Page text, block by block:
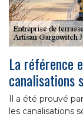
La référence
canalisations
Il a été prouvé
les canalisations